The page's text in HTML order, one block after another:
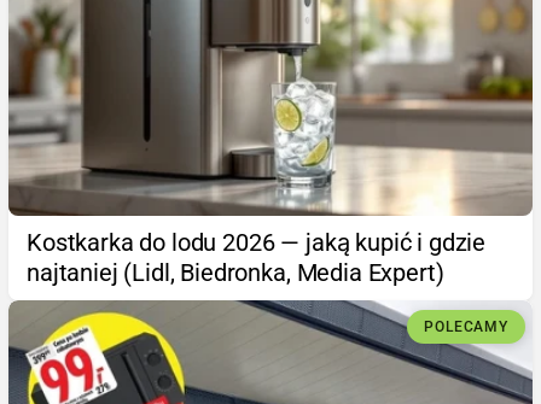
Kostkarka do lodu 2026 — jaką kupić i gdzie
najtaniej (Lidl, Biedronka, Media Expert)
POLECAMY